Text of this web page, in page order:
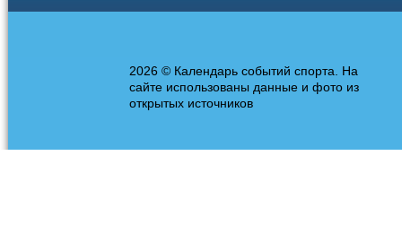
2026 © Календарь событий спорта. На
сайте использованы данные и фото из
открытых источников